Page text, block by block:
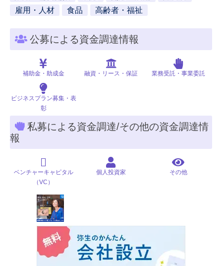
雇用・人材
食品 高齢者・福祉
公募による資金調達情報
補助金・助成金 融資・リース・保証 業務受託・事業委託
ビジネスプラン募集・表
彰
私募による資金調達/その他の資金調達情
報
ベンチャーキャピタル
（VC）
個人投資家 その他